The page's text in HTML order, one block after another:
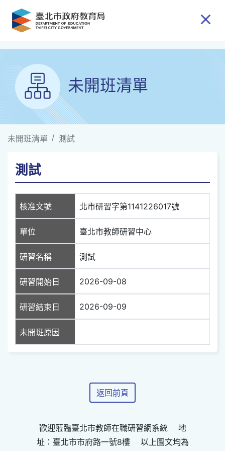
跳到主要內容
未開班清單
未開班清單 測試
測試
核准文號 北市研習字第1141226017號
單位 臺北市教師研習中心
研習名稱 測試
研習開始日 2026-09-08
研習結束日 2026-09-09
未開班原因
返回前頁
歡迎蒞臨臺北市教師在職研習網系統 地
址：臺北市市府路一號8樓 以上圖文均為